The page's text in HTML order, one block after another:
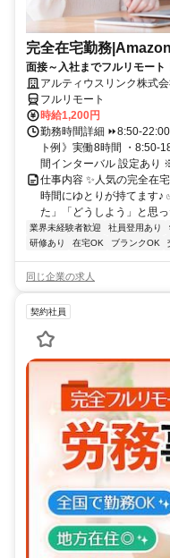
完全在宅勤務
面接～入社までフルリモー
アルティウスリンク株式
フルリモート
時給1,200円
勤務時間詳細 ⏩8:50-
ト例》実働8時間 ・8:50-
間インターバル 設定あり ※
仕事内容 ✨人気の完全在
時間にゆとりが持てます♪
た」「どうしよう」と思
業界未経験者歓迎 社員登用あり
研修あり
在宅OK ブランクOK
同じ企業の求人
契約社員